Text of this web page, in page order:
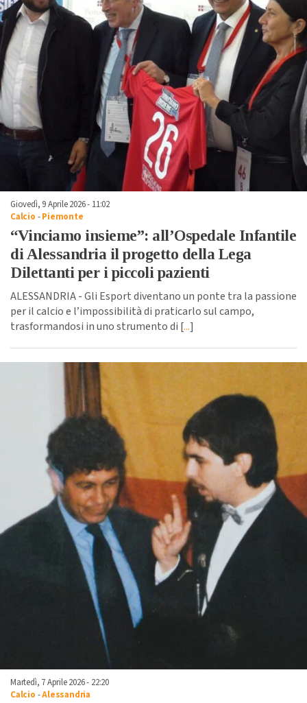
Giovedì, 9 Aprile 2026 - 11:02
Calcio -Piemonte
“Vinciamo insieme”: all’Ospedale Infantile
di Alessandria il progetto della Lega
Dilettanti per i piccoli pazienti
ALESSANDRIA - Gli Esport diventano un ponte tra la passione
per il calcio e l’impossibilità di praticarlo sul campo,
trasformandosi in uno strumento di [...]
Martedì, 7 Aprile 2026 - 22:20
Calcio -Alessandria